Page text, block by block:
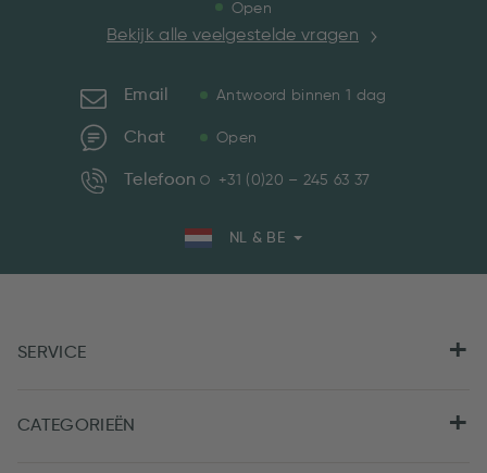
Open
Bekijk alle veelgestelde vragen
Email Antwoord binnen 1 dag
Chat Open
Telefoon +31 (0)20 – 245 63 37
NL & BE
SERVICE
CATEGORIEËN